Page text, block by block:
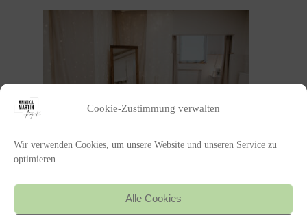
Cookie-Zustimmung verwalten
Wir verwenden Cookies, um unsere Website und unseren Service zu
optimieren.
Alle Cookies